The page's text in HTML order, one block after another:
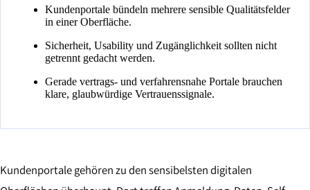
Kundenportale bündeln mehrere sensible Qualitätsfelder
in einer Oberfläche.
Sicherheit, Usability und Zugänglichkeit sollten nicht
getrennt gedacht werden.
Gerade vertrags- und verfahrensnahe Portale brauchen
klare, glaubwürdige Vertrauenssignale.
Kundenportale gehören zu den sensibelsten digitalen